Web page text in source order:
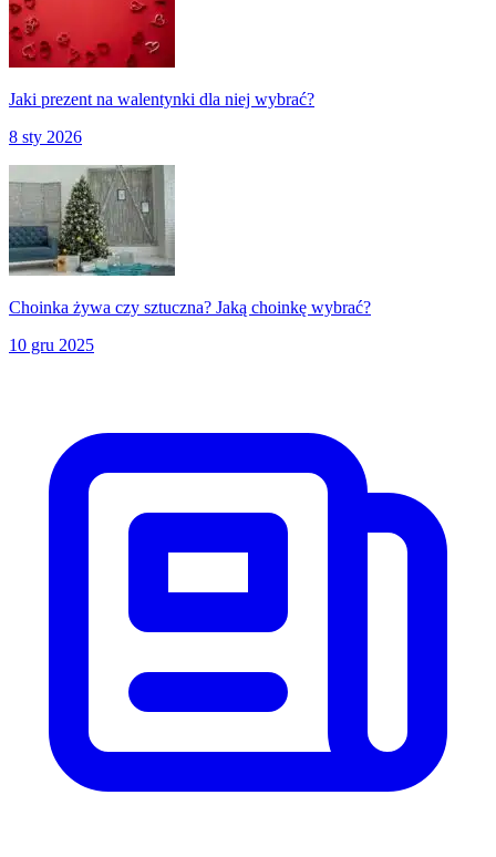
Jaki prezent na walentynki dla niej wybrać?
8 sty 2026
Choinka żywa czy sztuczna? Jaką choinkę wybrać?
10 gru 2025